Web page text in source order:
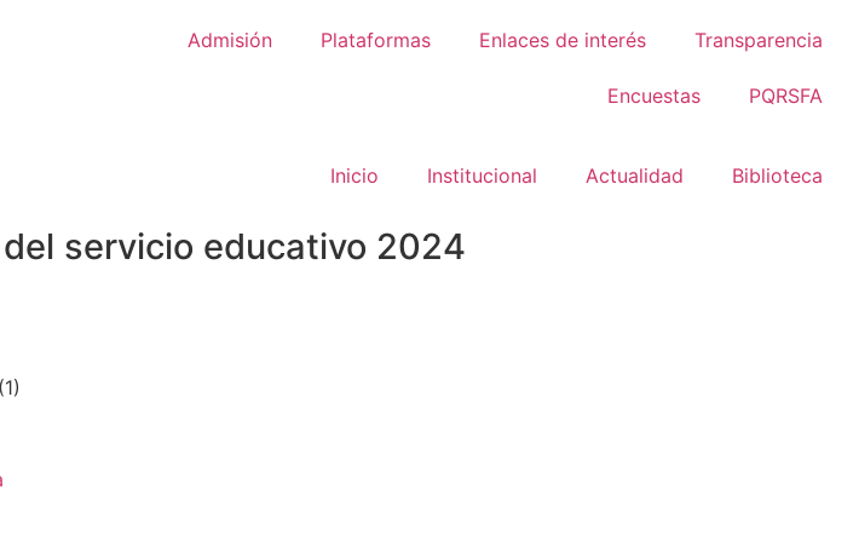
Admisión Plataformas Enlaces de interés Transparencia
Encuestas PQRSFA
Inicio Institucional Actualidad Biblioteca
servicio educativo 2024